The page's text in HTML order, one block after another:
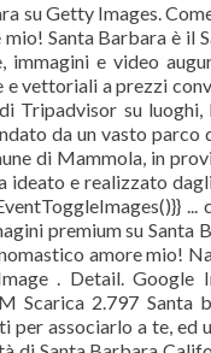
su Getty Images.
Santa Barbara è il
immagini e video
vettoriali a prezzi
Tripadvisor su luoghi,
da un vasto parco
di Mammola, in
ideato e realizzato
...
premium su Santa
amore mio!
. Detail. Google
Scarica 2.797 Santa
per associarlo a te, ed